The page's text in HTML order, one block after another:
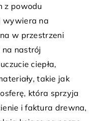
z powodu
wywiera na
w przestrzeni
na nastrój
ciepła,
takie jak
która sprzyja
i faktura drewna,